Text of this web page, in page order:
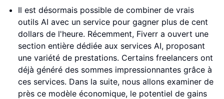
Il est désormais possible de combiner de vrais
outils AI avec un service pour gagner plus de cent
dollars de l'heure. Récemment, Fiverr a ouvert une
section entière dédiée aux services AI, proposant
une variété de prestations. Certains freelancers ont
déjà généré des sommes impressionnantes grâce à
ces services. Dans la suite, nous allons examiner de
près ce modèle économique, le potentiel de gains